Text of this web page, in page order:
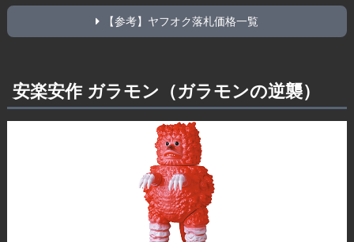
【参考】ヤフオク落札価格一覧
安楽安作 ガラモン（ガラモンの逆襲）